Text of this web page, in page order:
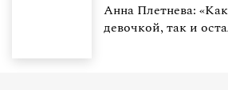
Анна Плетнева:
девочкой, так и